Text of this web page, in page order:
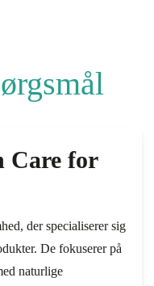
Care for
der specialiserer sig
De fokuserer på
naturlige